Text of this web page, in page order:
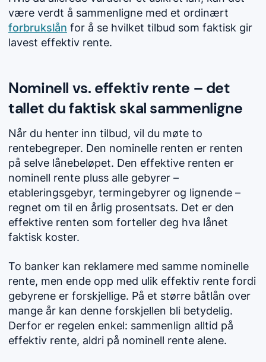
være verdt å sammenligne med et ordinært
forbrukslån for å se hvilket tilbud som faktisk gir
lavest effektiv rente.
Nominell vs. effektiv rente – det
tallet du faktisk skal sammenligne
Når du henter inn tilbud, vil du møte to
rentebegreper. Den nominelle renten er renten
på selve lånebeløpet. Den effektive renten er
nominell rente pluss alle gebyrer –
etableringsgebyr, termingebyrer og lignende –
regnet om til en årlig prosentsats. Det er den
effektive renten som forteller deg hva lånet
faktisk koster.
To banker kan reklamere med samme nominelle
rente, men ende opp med ulik effektiv rente fordi
gebyrene er forskjellige. På et større båtlån over
mange år kan denne forskjellen bli betydelig.
Derfor er regelen enkel: sammenlign alltid på
effektiv rente, aldri på nominell rente alene.